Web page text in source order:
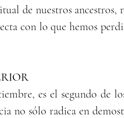
de nuestros ancestros,
con lo que hemos
es el segundo de
no sólo radica en